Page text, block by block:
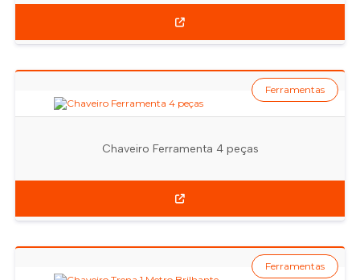
Chaveiro Ferramenta 4 peças
Ferramentas
Ferramentas